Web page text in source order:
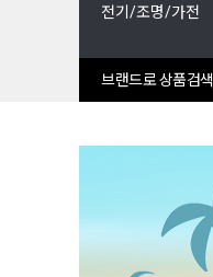
전기/조명/가전
브랜드로 상품검색